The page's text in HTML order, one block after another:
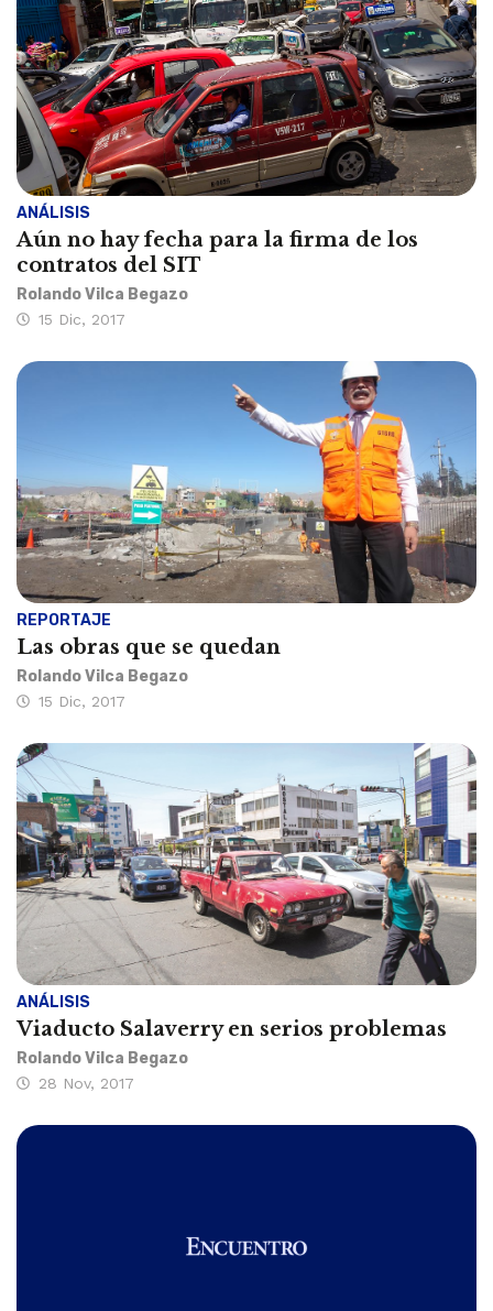
ANÁLISIS
Aún no hay fecha para la firma de los
contratos del SIT
Rolando Vilca Begazo
15 Dic, 2017
REPORTAJE
Las obras que se quedan
Rolando Vilca Begazo
15 Dic, 2017
ANÁLISIS
Viaducto Salaverry en serios problemas
Rolando Vilca Begazo
28 Nov, 2017